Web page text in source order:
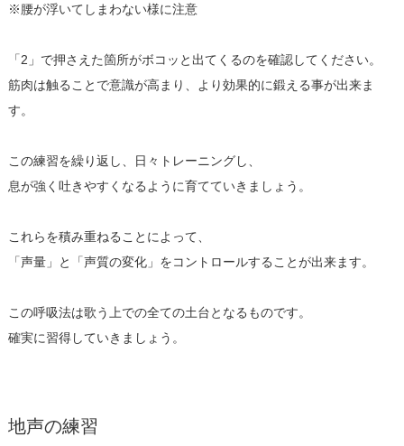
※腰が浮いてしまわない様に注意
「2」で押さえた箇所がボコッと出てくるのを確認してください。
筋肉は触ることで意識が高まり、より効果的に鍛える事が出来ま
す。
この練習を繰り返し、日々トレーニングし、
息が強く吐きやすくなるように育てていきましょう。
これらを積み重ねることによって、
「声量」と「声質の変化」をコントロールすることが出来ます。
この呼吸法は歌う上での全ての土台となるものです。
確実に習得していきましょう。
地声の練習